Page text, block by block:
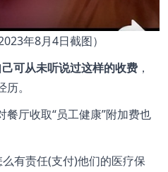
年8月4日截图）
己可从未听说过这样的收费 ，
。
厅收取“员工健康”附加费也
有责任(支付)他们的医疗保